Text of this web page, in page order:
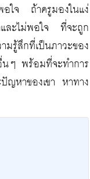
ใจ ถ้าครูมองในแง่
ละไม่พอใจ ที่จะถูก
รู้สึกที่เป็นภาวะของ
นๆ พร้อมที่จะทำการ
ญหาของเขา หาทาง